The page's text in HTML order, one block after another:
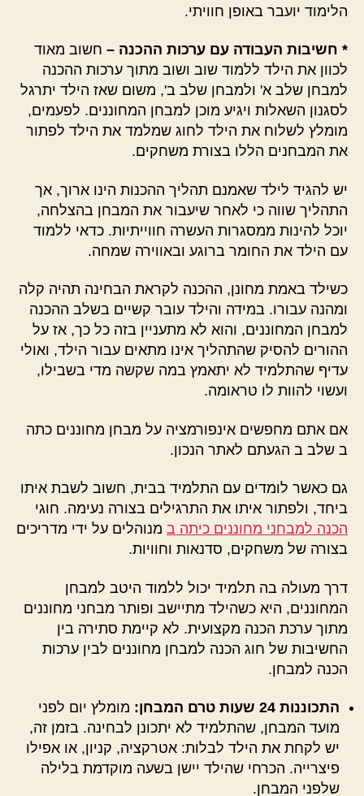
הלימוד יועבר באופן חוויתי.
* חשיבות העבודה עם ערכות ההכנה – חשוב מאוד
לכוון את הילד ללמוד שוב ושוב מתוך ערכות ההכנה
למבחן שלב א' ולמבחן שלב ב', משום שאז הילד יתרגל
לסגנון השאלות ויגיע מוכן למבחן המחוננים. לפעמים,
מומלץ לשלוח את הילד לחוג שמלמד את הילד לפתור
את המבחנים הללו בצורת משחקים.
יש להגיד לילד שאמנם תהליך ההכנות הינו ארוך, אך
התהליך שווה כי לאחר שיעבור את המבחן בהצלחה,
יוכל להינות ממסגרות העשרה חווייתיות. כדאי ללמוד
עם הילד את החומר ברוגע ובאווירה שמחה.
כשילד באמת מחונן, ההכנה לקראת הבחינה תהיה קלה
ומהנה עבורו. במידה והילד עובר קשיים בשלב ההכנה
למבחן המחוננים, והוא לא מתעניין בזה כל כך, אז על
ההורים להסיק שהתהליך אינו מתאים עבור הילד, ואולי
עדיף שהתלמיד לא יתאמץ במה שקשה מדי בשבילו,
ועשוי להוות לו טראומה.
אם אתם מחפשים אינפורמציה על מבחן מחוננים כתה
ב שלב ב הגעתם לאתר הנכון.
גם כאשר לומדים עם התלמיד בבית, חשוב לשבת איתו
ביחד, ולפתור איתו את התרגילים בצורה נעימה. חוגי
הכנה למבחני מחוננים כיתה ב מנוהלים על ידי מדריכים
בצורה של משחקים, סדנאות וחוויות.
דרך מעולה בה תלמיד יכול ללמוד היטב למבחן
המחוננים, היא כשהילד מתיישב ופותר מבחני מחוננים
מתוך ערכת הכנה מקצועית. לא קיימת סתירה בין
החשיבות של חוג הכנה למבחן מחוננים לבין ערכות
הכנה למבחן.
התכוננות 24 שעות טרם המבחן:
מומלץ יום לפני
מועד המבחן, שהתלמיד לא יתכונן לבחינה. בזמן זה,
יש לקחת את הילד לבלות: אטרקציה, קניון, או אפילו
פיצרייה. הכרחי שהילד יישן בשעה מוקדמת בלילה
שלפני המבחן.